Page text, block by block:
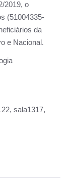
2019, o
(51004335-
da
e Nacional.
sala1317,